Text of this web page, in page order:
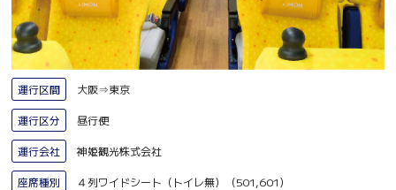
運行区間 大阪⇒東京
運行区分 昼行便
運行会社 神姫観光株式会社
座席種別 ４列ワイドシート（トイレ無）（501,601）